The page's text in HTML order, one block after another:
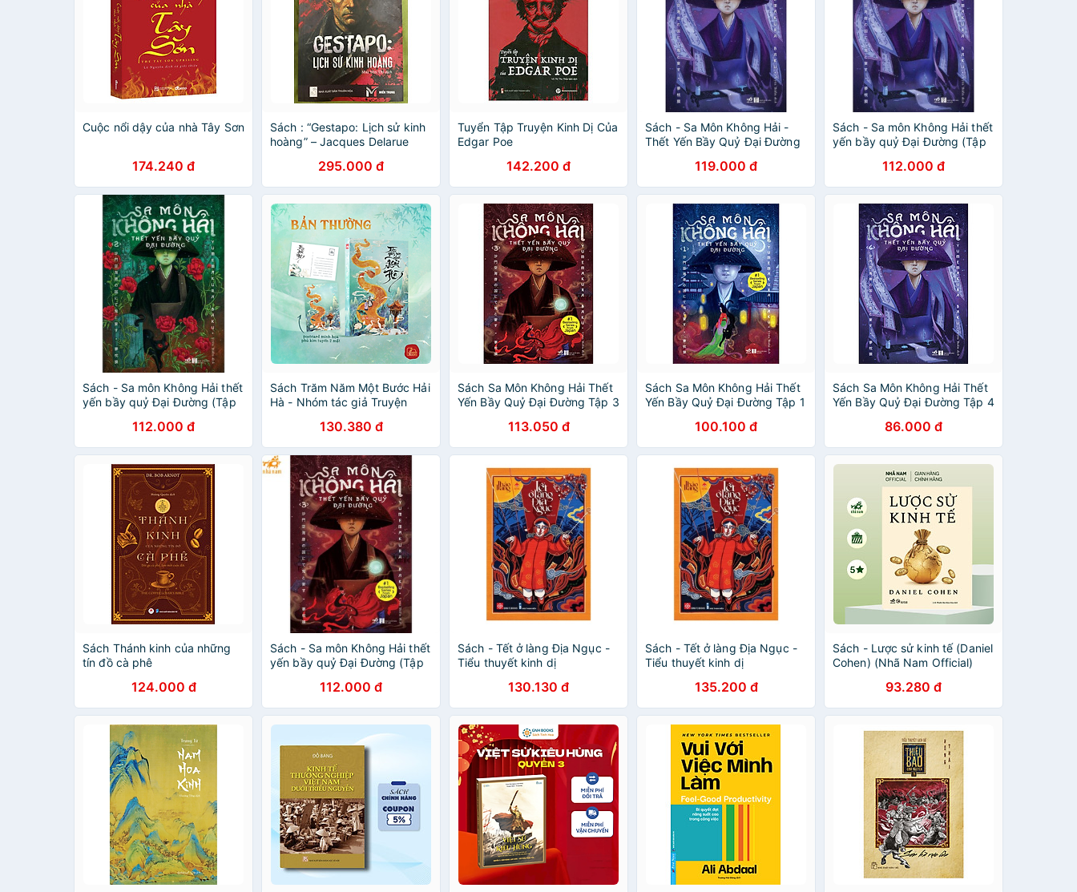
Cuộc nổi dậy của nhà Tây Sơn
174.240 đ
Sách : “Gestapo: Lịch sử kinh
hoàng” – Jacques Delarue
295.000 đ
Tuyển Tập Truyện Kinh Dị Của
Edgar Poe
142.200 đ
Sách - Sa Môn Không Hải -
Thết Yến Bầy Quỷ Đại Đường
119.000 đ
Sách - Sa môn Không Hải thết
yến bầy quỷ Đại Đường (Tập
112.000 đ
Sách - Sa môn Không Hải thết
yến bầy quỷ Đại Đường (Tập
112.000 đ
Sách Trăm Năm Một Bước Hải
Hà - Nhóm tác giả Truyện
130.380 đ
Sách Sa Môn Không Hải Thết
Yến Bầy Quỷ Đại Đường Tập 3
113.050 đ
Sách Sa Môn Không Hải Thết
Yến Bầy Quỷ Đại Đường Tập 1
100.100 đ
Sách Sa Môn Không Hải Thết
Yến Bầy Quỷ Đại Đường Tập 4
86.000 đ
Sách Thánh kinh của những
tín đồ cà phê
124.000 đ
Sách - Sa môn Không Hải thết
yến bầy quỷ Đại Đường (Tập
112.000 đ
Sách - Tết ở làng Địa Ngục -
Tiểu thuyết kinh dị
130.130 đ
Sách - Tết ở làng Địa Ngục -
Tiểu thuyết kinh dị
135.200 đ
Sách - Lược sử kinh tế (Daniel
Cohen) (Nhã Nam Official)
93.280 đ